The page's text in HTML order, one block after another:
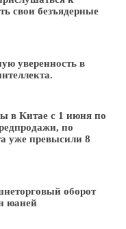
свои безъядерные
уверенность в
в Китае с 1 июня по
по
уже превысили 8
оборот
юаней